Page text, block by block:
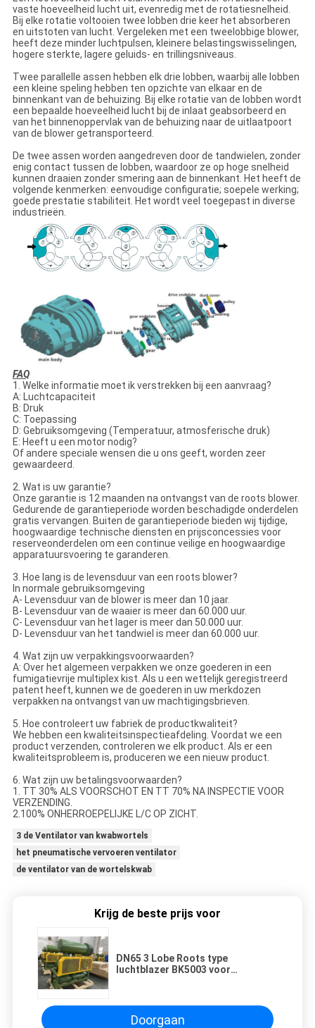
vaste hoeveelheid lucht uit, evenredig met de rotatiesnelheid.
Bij elke rotatie voltooien twee lobben drie keer het absorberen
en uitstoten van lucht. Vergeleken met een tweelobbige blower,
heeft deze minder luchtpulsen, kleinere belastingswisselingen,
hogere sterkte, lagere geluids- en trillingsniveaus.
Twee parallelle assen hebben elk drie lobben, waarbij alle lobben
een kleine speling hebben ten opzichte van elkaar en de
binnenkant van de behuizing. Bij elke rotatie van de lobben wordt
een bepaalde hoeveelheid lucht bij de inlaat geabsorbeerd en
van het binnenoppervlak van de behuizing naar de uitlaatpoort
van de blower getransporteerd.
De twee assen worden aangedreven door de tandwielen, zonder
enig contact tussen de lobben, waardoor ze op hoge snelheid
kunnen draaien zonder smering aan de binnenkant. Het heeft de
volgende kenmerken: eenvoudige configuratie; soepele werking;
goede prestatie stabiliteit. Het wordt veel toegepast in diverse
industrieën.
FAQ
1. Welke informatie moet ik verstrekken bij een aanvraag?
A: Luchtcapaciteit
B: Druk
C: Toepassing
D: Gebruiksomgeving (Temperatuur, atmosferische druk)
E: Heeft u een motor nodig?
Of andere speciale wensen die u ons geeft, worden zeer
gewaardeerd.
2. Wat is uw garantie?
Onze garantie is 12 maanden na ontvangst van de roots blower.
Gedurende de garantieperiode worden beschadigde onderdelen
gratis vervangen. Buiten de garantieperiode bieden wij tijdige,
hoogwaardige technische diensten en prijsconcessies voor
reserveonderdelen om een continue veilige en hoogwaardige
apparatuursvoering te garanderen.
3. Hoe lang is de levensduur van een roots blower?
In normale gebruiksomgeving
A- Levensduur van de blower is meer dan 10 jaar.
B- Levensduur van de waaier is meer dan 60.000 uur.
C- Levensduur van het lager is meer dan 50.000 uur.
D- Levensduur van het tandwiel is meer dan 60.000 uur.
4. Wat zijn uw verpakkingsvoorwaarden?
A: Over het algemeen verpakken we onze goederen in een
fumigatievrije multiplex kist. Als u een wettelijk geregistreerd
patent heeft, kunnen we de goederen in uw merkdozen
verpakken na ontvangst van uw machtigingsbrieven.
5. Hoe controleert uw fabriek de productkwaliteit?
We hebben een kwaliteitsinspectieafdeling. Voordat we een
product verzenden, controleren we elk product. Als er een
kwaliteitsprobleem is, produceren we een nieuw product.
6. Wat zijn uw betalingsvoorwaarden?
1. TT 30% ALS VOORSCHOT EN TT 70% NA INSPECTIE VOOR
VERZENDING.
2.100% ONHERROEPELIJKE L/C OP ZICHT.
3 de Ventilator van kwabwortels
het pneumatische vervoeren ventilator
de ventilator van de wortelskwab
Krijg de beste prijs voor
DN65 3 Lobe Roots type
luchtblazer BK5003 voor
aquacultuur en visserij
Doorgaan